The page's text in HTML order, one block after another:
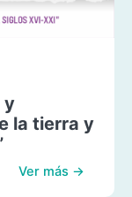
y
la tierra y
Ver más →